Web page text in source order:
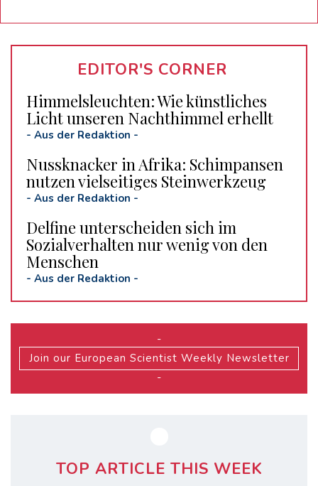
EDITOR'S CORNER
Himmelsleuchten: Wie künstliches
Licht unseren Nachthimmel erhellt
- Aus der Redaktion -
Nussknacker in Afrika: Schimpansen
nutzen vielseitiges Steinwerkzeug
- Aus der Redaktion -
Delfine unterscheiden sich im
Sozialverhalten nur wenig von den
Menschen
- Aus der Redaktion -
-
Join our European Scientist Weekly Newsletter
-
TOP ARTICLE THIS WEEK